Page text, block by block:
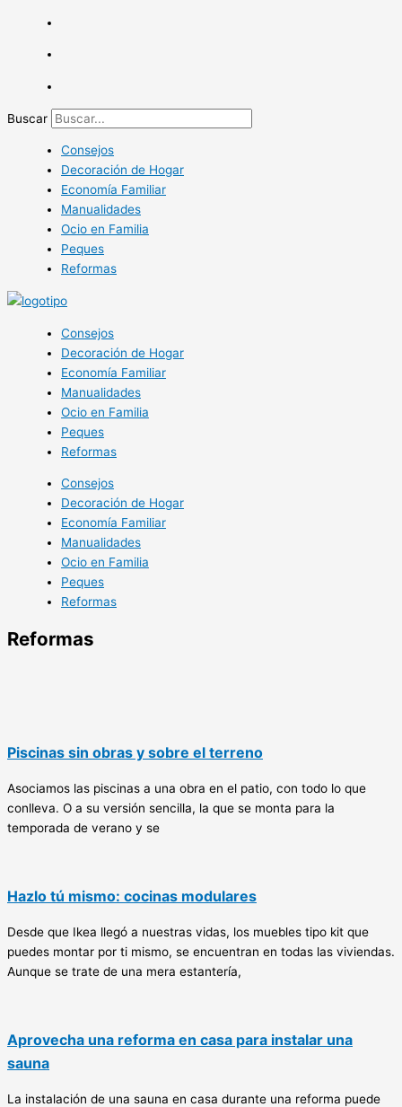
Buscar
Consejos
Decoración de Hogar
Economía Familiar
Manualidades
Ocio en Familia
Peques
Reformas
Consejos
Decoración de Hogar
Economía Familiar
Manualidades
Ocio en Familia
Peques
Reformas
Consejos
Decoración de Hogar
Economía Familiar
Manualidades
Ocio en Familia
Peques
Reformas
Reformas
Piscinas sin obras y sobre el terreno
Asociamos las piscinas a una obra en el patio, con todo lo que
conlleva. O a su versión sencilla, la que se monta para la
temporada de verano y se
Hazlo tú mismo: cocinas modulares
Desde que Ikea llegó a nuestras vidas, los muebles tipo kit que
puedes montar por ti mismo, se encuentran en todas las viviendas.
Aunque se trate de una mera estantería,
Aprovecha una reforma en casa para instalar una
sauna
La instalación de una sauna en casa durante una reforma puede